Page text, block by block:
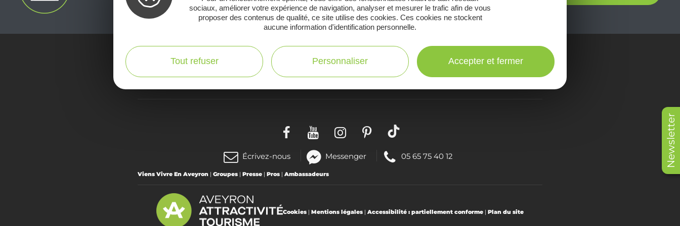
Newsletter
pratiques
Consulter les
Écrivez-nous Messenger(nouvelle
fenêtre)
Téléphoner
05 65 75 40 12
Viens Vivre En Aveyron | Groupes | Presse | Pros | Ambassadeurs
Cookies | Mentions légales | Accessibilité : partiellement conforme | Plan du site
sociaux, améliorer votre expérience de navigation, analyser et mesurer le trafic afin de vous
proposer des contenus de qualité, ce site utilise des cookies. Ces cookies ne stockent
aucune information d'identification personnelle.
Tout refuser Personnaliser Accepter et fermer